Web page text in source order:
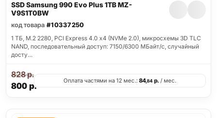
SSD Samsung 990 Evo Plus 1TB MZ-
V9S1T0BW
код товара #10337250
1 ТБ, M.2 2280, PCI Express 4.0 x4 (NVMe 2.0), микросхемы 3D TLC
NAND, последовательный доступ: 7150/6300 МБайт/с, случайный
досту…
800р.
828р.
Оплата частями на 12 мес.: 84,84р./ мес.